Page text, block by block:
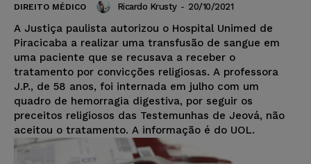
DIREITO MÉDICO Ricardo Krusty - 20/10/2021
A Justiça paulista autorizou o Hospital Unimed de
Piracicaba a realizar uma transfusão de sangue em
uma paciente que se recusava a receber o
tratamento por convicções religiosas. A professora
J.P., de 58 anos, foi internada em julho com um
quadro de hemorragia digestiva, por seguir os
preceitos religiosos das Testemunhas de Jeová, não
aceitou o tratamento. A informação é do UOL.